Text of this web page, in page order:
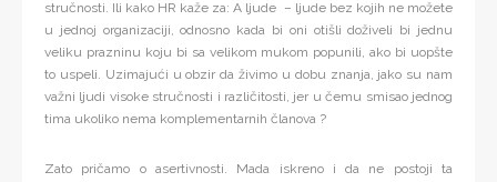
stručnosti. Ili kako HR kaže za: A ljude – ljude bez kojih ne možete
u jednoj organizaciji, odnosno kada bi oni otišli doživeli bi jednu
veliku prazninu koju bi sa velikom mukom popunili, ako bi uopšte
to uspeli. Uzimajući u obzir da živimo u dobu znanja, jako su nam
važni ljudi visoke stručnosti i različitosti, jer u čemu smisao jednog
tima ukoliko nema komplementarnih članova ?
Zato pričamo o asertivnosti. Mada iskreno i da ne postoji ta